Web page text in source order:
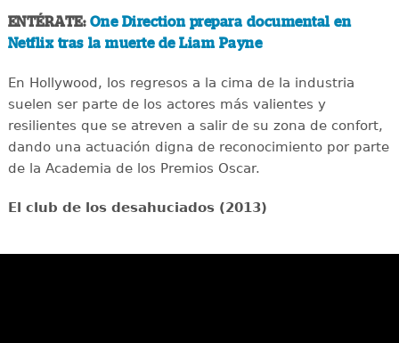
ENTÉRATE: One Direction prepara documental en
Netflix tras la muerte de Liam Payne
En Hollywood, los regresos a la cima de la industria
suelen ser parte de los actores más valientes y
resilientes que se atreven a salir de su zona de confort,
dando una actuación digna de reconocimiento por parte
de la Academia de los Premios Oscar.
El club de los desahuciados (2013)